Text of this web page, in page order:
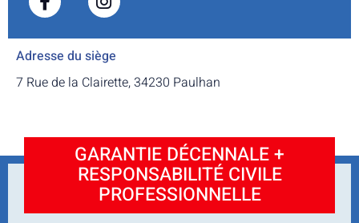
Adresse du siège
7 Rue de la Clairette, 34230 Paulhan
GARANTIE DÉCENNALE +
RESPONSABILITÉ CIVILE
PROFESSIONNELLE